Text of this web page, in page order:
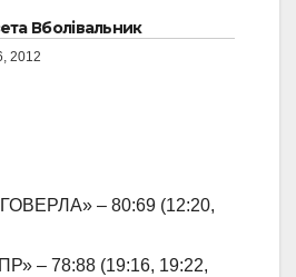
Вболівальник
2012
– 80:69 (12:20,
– 78:88 (19:16, 19:22,